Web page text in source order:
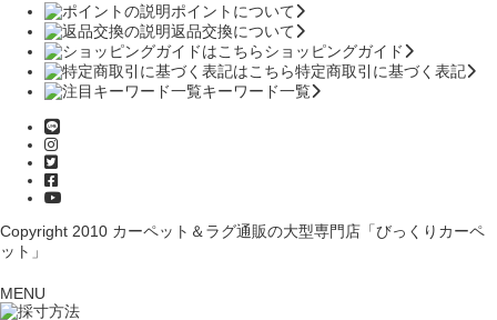
ポイントについて
返品交換について
ショッピングガイド
特定商取引に基づく表記
キーワード一覧
Copyright 2010 カーペット＆ラグ通販の大型専門店「びっくりカーペ
ット」
MENU